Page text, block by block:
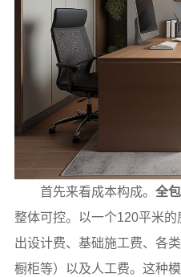
首先来看成本构成。 全
整体可控。以一个120平米
出设计费、基础施工费、各
橱柜等）以及人工费。这种